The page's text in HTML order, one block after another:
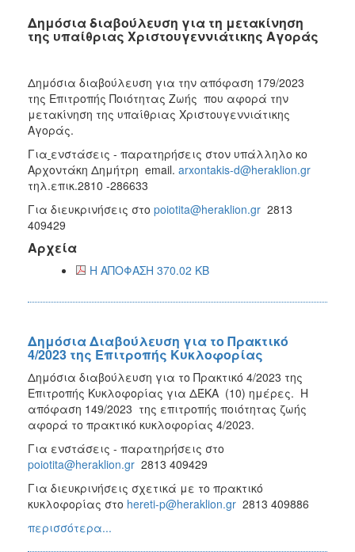
Δημόσια διαβούλευση για τη μετακίνηση
της υπαίθριας Χριστουγεννιάτικης Αγοράς
Δημόσια διαβούλευση για την απόφαση 179/2023
της Επιτροπής Ποιότητας Ζωής που αφορά την
μετακίνηση της υπαίθριας Χριστουγεννιάτικης
Αγοράς.
Για ενστάσεις - παρατηρήσεις στον υπάλληλο κο
Αρχοντάκη Δημήτρη email. arxontakis-d@heraklion.gr
τηλ.επικ.2810 -286633
Για διευκρινήσεις στο poiotita@heraklion.gr 2813
409429
Αρχεία
Η ΑΠΟΦΑΣΗ 370.02 KB
Δημόσια Διαβούλευση για το Πρακτικό
4/2023 της Επιτροπής Κυκλοφορίας
Δημόσια διαβούλευση για το Πρακτικό 4/2023 της
Επιτροπής Κυκλοφορίας για ΔΈΚΑ (10) ημέρες. Η
απόφαση 149/2023 της επιτροπής ποιότητας ζωής
αφορά το πρακτικό κυκλοφορίας 4/2023.
Για ενστάσεις - παρατηρήσεις στο
poiotita@heraklion.gr 2813 409429
Για διευκρινήσεις σχετικά με το πρακτικό
κυκλοφορίας στο hereti-p@heraklion.gr 2813 409886
περισσότερα...